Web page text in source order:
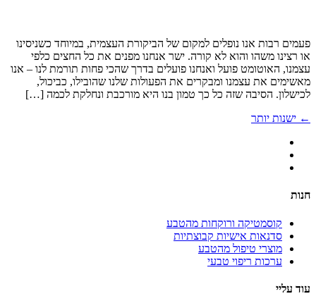
פעמים רבות אנו נופלים למקום של הביקורת העצמית, במיוחד כשניסינו
או רצינו משהו והוא לא קורה. ישר אנחנו מפנים את כל החצים כלפי
עצמנו, האוטומט פועל ואנחנו פועלים בדרך שהכי פחות תורמת לנו – אנו
מאשימים את עצמנו ומבקרים את הפעולות שלנו שהובילו, כביכול,
לכישלון. הסיבה שזה כל כך טמון בנו היא מורכבת ונחלקת לכמה […]
← ישנות יותר
חנות
קוסמטיקה ורוקחות מהטבע
סדנאות אישיות קבוצתיות
מוצרי טיפול מהטבע
ערכות ריפוי טבעי
עוד עליי